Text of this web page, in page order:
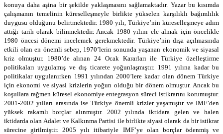
konuya daha aşina bir şekilde yaklaşmasını sağlamaktadır. Yazar bu kısımda
çalışmanın temelinin küreselleşmeyle birlikte yükselen karşılıklı bağımlılık
duygusu olduğunu belirtmektedir. 1980 yılı, Türkiye’nin küreselleşmeye adım
attığı tarih olarak bilinmektedir. Ancak 1980 yılını ele almak için öncelikle
1980 öncesi dönemi incelemek gerekmektedir. Türkiye’nin dışa açılmasında
etkili olan en önemli sebep, 1970’lerin sonunda yaşanan ekonomik ve siyasal
kriz olmuştur. 1980’de alınan 24 Ocak Kararları ile Türkiye özelleştirme
politikaları uygulamış ve dış ticarete yoğunlaşmıştır. 1991 yılına kadar bu
politikalar uygulanırken 1991 yılından 2000’lere kadar olan dönem Türkiye
için ekonomi ve siyasi krizlerin yoğun olduğu bir dönem olmuştur. Ancak bu
koşullara rağmen küresel ekonomiye entegrasyon süreci istikrarını korumuştur.
2001-2002 yılları arasında ise Türkiye önemli krizler yaşamıştır ve IMF’den
yüksek rakamlı borçlar alınmıştır. 2002 yılında iktidara gelen ve halen
iktidarda olan Adalet ve Kalkınma Partisi ile birlikte siyasi olarak da bir istikrar
sürecine girilmiştir. 2005 yılı itibariyle IMF’ye olan borçlar ödenmiş ve